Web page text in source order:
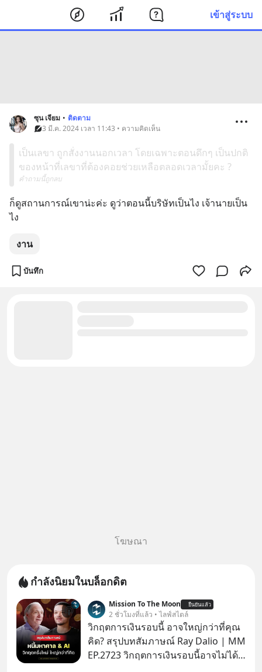
เข้าสู่ระบบ
ซุน เจียม • ติดตาม
3 มี.ค. 2024 เวลา 11:43 • ความคิดเห็น
เป็นเลขา ถูกสั่งงานนอกเวลา โดยเฉพาะตอนดึกๆ เป็นปกติ
ของหน้าที่เลขาที่ต้องคอยช่วยเหลือตลอดเวลามั้ยคะ ?
คำถามนี้ถูกลบ
ก็ดูสถานการณ์เขาน่ะค่ะ ดูว่าตอนนี้บริษัทเป็นไง เจ้านายเป็น
ไง
งาน
บันทึก
โฆษณา
กำลังนิยมในบล็อกดิต
Mission To The Moon ยืนยันแล้ว
2 ชั่วโมงที่แล้ว • ไลฟ์สไตล์
วิกฤตการเงินรอบนี้ อาจใหญ่กว่าที่คุณ
คิด? สรุปบทสัมภาษณ์ Ray Dalio | MM
EP.2723 วิกฤตการเงินรอบนี้อาจไม่ได้